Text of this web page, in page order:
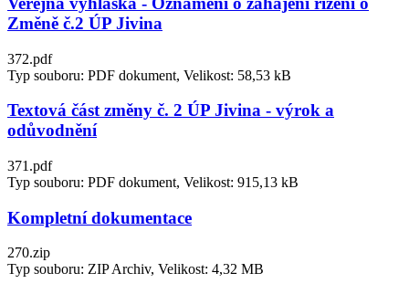
Změně č.2 ÚP Jivina
372.pdf
Typ souboru: PDF dokument, Velikost: 58,53 kB
Textová část změny č. 2 ÚP Jivina - výrok a
odůvodnění
371.pdf
Typ souboru: PDF dokument, Velikost: 915,13 kB
Kompletní dokumentace
270.zip
Typ souboru: ZIP Archiv, Velikost: 4,32 MB